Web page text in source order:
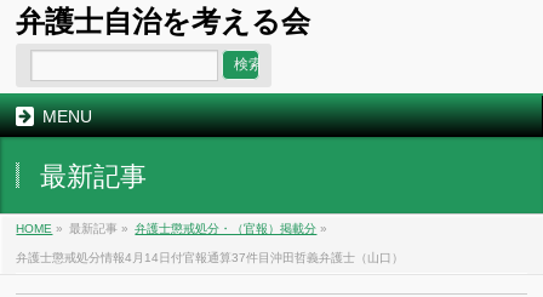
弁護士自治を考える会
MENU
最新記事
HOME » 最新記事 » 弁護士懲戒処分・（官報）掲載分 »
弁護士懲戒処分情報4月14日付官報通算37件目沖田哲義弁護士（山口）